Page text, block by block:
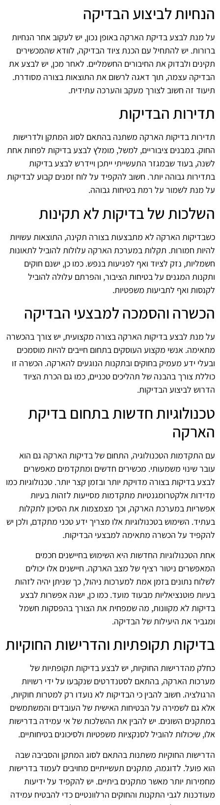
הנחיות לביצוע הבדיקה
על מנת לבצע בדיקת הארקה באופן נכון, יש לעקוב אחר הנחיות
ברורות. יש להתחיל עם הכנת ציוד הבדיקה, לוודא שהמכשירים
תקינים ולבדוק את החיבורים החשמליים. לאחר מכן, יש לבצע את
הבדיקה עצמה, תוך דאגה לרשום את התוצאות בצורה מסודרת.
תיעוד זה חשוב לצורך מעקב והערכה עתידית.
תדירות הבדיקות
תדירות בדיקות הארקה משתנה בהתאם לסוג המתקן ולדרישות
החוק. במבנים ציבוריים, למשל, מומלץ לבצע בדיקות לפחות אחת
לשנה, בעוד שבמגזר התעשייתי ייתכן ויידרש לבצע בדיקות
בתדירות גבוהה יותר. חשוב להקפיד על לוח זמנים קבוע לבדיקות
על מנת לשמור על רמת בטיחות גבוהה.
השלכות של בדיקות לא תקינות
כשבדיקות הארקה לא מתבצעות בצורה תקינה, התוצאות עשויות
להיות חמורות. תקלות במערכת הארקה עלולות להוביל לתאונות
חשמליות, נזק לציוד ואף לפגיעות בנפש. כמו כן, ישנם חוקים
ותקנות המגנים על בטיחות הציבור, והפרתם עלולה להוביל
לקנסות ואף לתביעות משפטיות.
הכשרה והסמכה למבצעי הבדיקה
על מנת לבצע בדיקות הארקה בצורה מקצועית, יש צורך בהכשרה
מתאימה. אנשי מקצוע העוסקים בתחום חייבים להיות מוסמכים
ובעלי ידע מעמיק בחוקים ובתקנות הנוגעים להארקה. הכשרה זו
כוללת צורך בהבנה של תהליכים טכניים, כמו גם הכרת הציוד
הדרוש לביצוע הבדיקות.
טכנולוגיות חדשות בתחום בדיקת
הארקה
עם התקדמות הטכנולוגיה, התחום של בדיקות הארקה גם הוא
עובר שינוי משמעותי. מכשירים חדשים ומתקדמים מאפשרים
לבצע בדיקות בצורה מדויקת יותר ובזמן קצר יותר. טכנולוגיות כמו
מדידות אלקטרומגנטיות מתקדמות מסייעות לזהות בעיות
אפשריות במערכת הארקה, וכך מצמצמות את הסיכון לתקלות
בעתיד. השימוש בטכנולוגיות אלו מצריך ידע טכני מתקדם, ולכן יש
להקפיד על הכשרה מתאימה למבצעי הבדיקות.
אחת הטכנולוגיות החדשות היא השימוש בחיישנים חכמים
המאפשרים ניטור רציף של מצב הארקה. חיישנים אלו יכולים
לשלוח נתונים בזמן אמת למערכות ניהול, כך שניתן יהיה לזהות
בעיות פוטנציאליות מבעוד מועד. כמו כן, ישנה אפשרות לבצע
בדיקות לא מקוונות, מה שמפחית את הצורך בהפסקות חשמל
ומגביר את היעילות של הבדיקה.
בדיקות תקופתיות והדרישות החוקיות
כחלק מהדרישות החוקיות, יש לבצע בדיקות תקופתיות של
מערכות הארקה, בהתאם לסטנדרטים שנקבעו על ידי רשויות
הרגולציה. חשוב להבין כי הבדיקות לא נועדו רק למטרות חוקיות,
אלא גם לשמירה על הבטיחות האישית של העובדים והמשתמשים
במתקנים השונים. יש להבין את ההשלכות של אי עמידה בדרישות
אלו, שיכולות להוביל לסנקציות משפטיות ולסיכונים בטיחותיים.
הדרישות החוקיות משתנות בהתאם לסוג המתקן והסביבה שבה
הוא פועל. לדוגמה, מתקנים תעשייתיים מחויבים לעמוד בדרישות
מחמירות יותר מאשר מתקנים ביתיים. יש להקפיד על ידיעות
מעודכנות לגבי התקנות והחוקים הרלוונטיים כדי להבטיח עמידה